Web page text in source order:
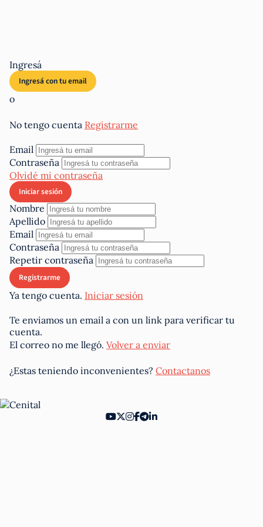
Ingresá
o
No tengo cuenta Registrarme
Email
Contraseña
Olvidé mi contraseña
Nombre
Apellido
Email
Contraseña
Repetir contraseña
Ya tengo cuenta. Iniciar sesión
Te enviamos un email a con un link para verificar tu
cuenta.
El correo no me llegó. Volver a enviar
¿Estas teniendo inconvenientes? Contactanos